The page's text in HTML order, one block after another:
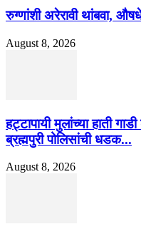
रुग्णांशी अरेरावी थांबवा,
August 8, 2026
हट्टापायी मुलांच्या हाती
ब्रह्मपुरी पोलिसांची धडक...
August 8, 2026